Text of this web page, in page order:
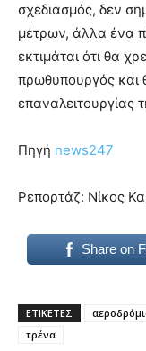
σχεδιασμός, δεν
μέτρων, άλλα ένα
εκτιμάται ότι θα
πρωθυπουργός και
επαναλειτουργίας
Πηγή news247
Ρεπορτάζ: Νίκος
Share on
ΕΤΙΚΕΤΕΣ
τρένα